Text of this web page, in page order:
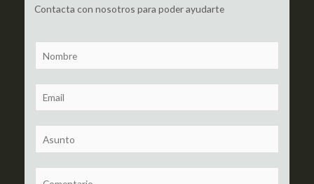
Contacta con nosotros para poder ayudarte
a
m
m
a
u
b